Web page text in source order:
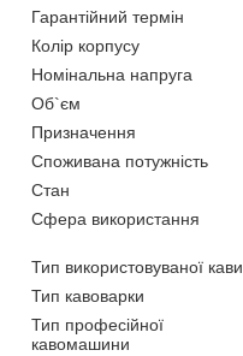
Гарантійний термін
Колір корпусу
Номінальна напруга
Об`єм
Призначення
Споживана потужність
Стан
Сфера використання
Тип використовуваної кави
Тип кавоварки
Тип професійної
кавомашини